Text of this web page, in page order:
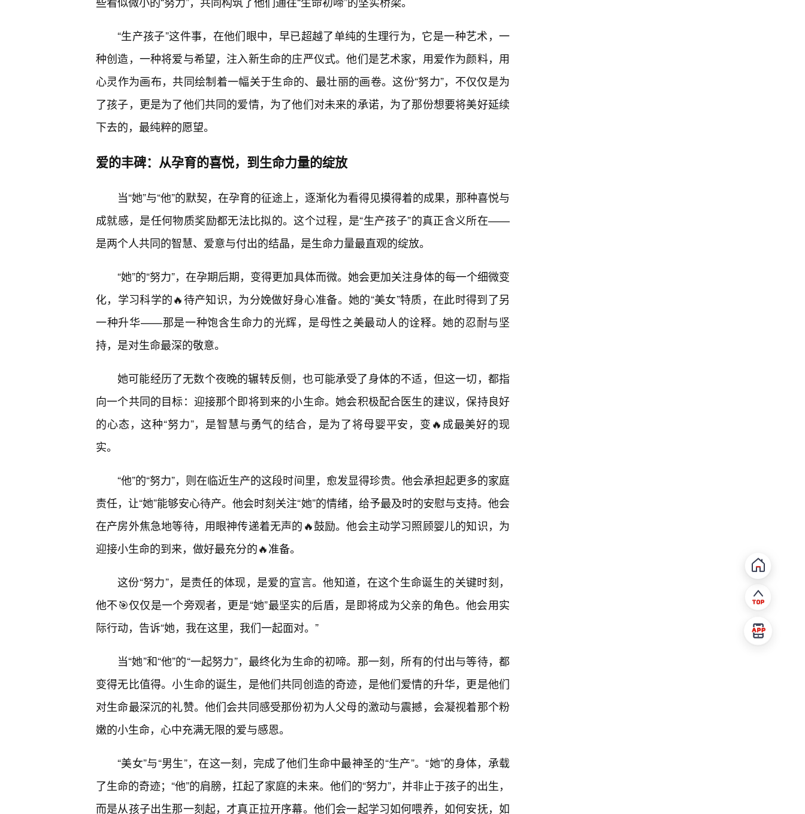
“生产孩子”这件事，在他们眼中，早已超越了单纯的生理行为，它是一种艺术，一
种创造，一种将爱与希望，注入新生命的庄严仪式。他们是艺术家，用爱作为颜料，用
心灵作为画布，共同绘制着一幅关于生命的、最壮丽的画卷。这份“努力”，不仅仅是为
了孩子，更是为了他们共同的爱情，为了他们对未来的承诺，为了那份想要将美好延续
下去的，最纯粹的愿望。
爱的丰碑：从孕育的喜悦，到生命力量的绽放
当“她”与“他”的默契，在孕育的征途上，逐渐化为看得见摸得着的成果，那种喜悦与
成就感，是任何物质奖励都无法比拟的。这个过程，是“生产孩子”的真正含义所在——
是两个人共同的智慧、爱意与付出的结晶，是生命力量最直观的绽放。
“她”的“努力”，在孕期后期，变得更加具体而微。她会更加关注身体的每一个细微变
化，学习科学的🔥待产知识，为分娩做好身心准备。她的“美女”特质，在此时得到了另
一种升华——那是一种饱含生命力的光辉，是母性之美最动人的诠释。她的忍耐与坚
持，是对生命最深的敬意。
她可能经历了无数个夜晚的辗转反侧，也可能承受了身体的不适，但这一切，都指
向一个共同的目标：迎接那个即将到来的小生命。她会积极配合医生的建议，保持良好
的心态，这种“努力”，是智慧与勇气的结合，是为了将母婴平安，变🔥成最美好的现
实。
“他”的“努力”，则在临近生产的这段时间里，愈发显得珍贵。他会承担起更多的家庭
责任，让“她”能够安心待产。他会时刻关注“她”的情绪，给予最及时的安慰与支持。他会
在产房外焦急地等待，用眼神传递着无声的🔥鼓励。他会主动学习照顾婴儿的知识，为
迎接小生命的到来，做好最充分的🔥准备。
这份“努力”，是责任的体现，是爱的宣言。他知道，在这个生命诞生的关键时刻，
他不🎯仅仅是一个旁观者，更是“她”最坚实的后盾，是即将成为父亲的角色。他会用实
际行动，告诉“她，我在这里，我们一起面对。”
当“她”和“他”的“一起努力”，最终化为生命的初啼。那一刻，所有的付出与等待，都
变得无比值得。小生命的诞生，是他们共同创造的奇迹，是他们爱情的升华，更是他们
对生命最深沉的礼赞。他们会共同感受那份初为人父母的激动与震撼，会凝视着那个粉
嫩的小生命，心中充满无限的爱与感恩。
“美女”与“男生”，在这一刻，完成了他们生命中最神圣的“生产”。“她”的身体，承载
了生命的奇迹；“他”的肩膀，扛起了家庭的未来。他们的“努力”，并非止于孩子的出生，
而是从孩子出生那一刻起，才真正拉开序幕。他们会一起学习如何喂养，如何安抚，如